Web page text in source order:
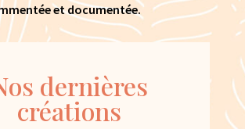
et documentée.
dernières
créations